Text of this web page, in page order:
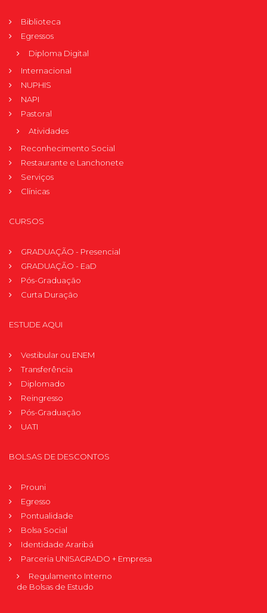
Biblioteca
Egressos
Diploma Digital
Internacional
NUPHIS
NAPI
Pastoral
Atividades
Reconhecimento Social
Restaurante e Lanchonete
Serviços
Clínicas
CURSOS
GRADUAÇÃO - Presencial
GRADUAÇÃO - EaD
Pós-Graduação
Curta Duração
ESTUDE AQUI
Vestibular ou ENEM
Transferência
Diplomado
Reingresso
Pós-Graduação
UATI
BOLSAS DE DESCONTOS
Prouni
Egresso
Pontualidade
Bolsa Social
Identidade Araribá
Parceria UNISAGRADO + Empresa
Regulamento Interno
de Bolsas de Estudo